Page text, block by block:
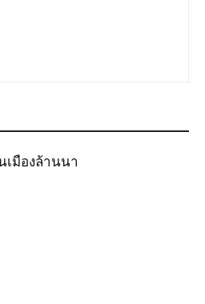
เมืองล้านนา